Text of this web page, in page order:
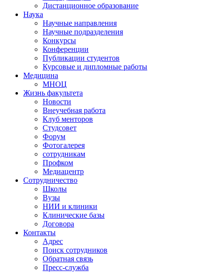
Дистанционное образование
Наука
Научные направления
Научные подразделения
Конкурсы
Конференции
Публикации студентов
Курсовые и дипломные работы
Медицина
МНОЦ
Жизнь факультета
Новости
Внеучебная работа
Клуб менторов
Студсовет
Форум
Фотогалерея
сотрудникам
Профком
Медиацентр
Сотрудничество
Школы
Вузы
НИИ и клиники
Клинические базы
Договора
Контакты
Адрес
Поиск сотрудников
Обратная связь
Пресс-служба